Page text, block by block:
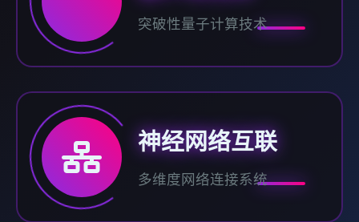
突破性量子计算技术
神经网络互联
多维度网络连接系统